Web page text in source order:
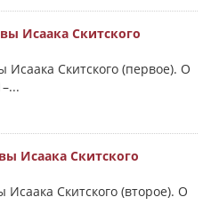
Исаака Скитского
Исаака Скитского (первое). О
Исаака Скитского
Исаака Скитского (второе). О